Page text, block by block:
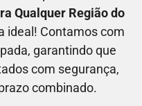
Qualquer Região do
ideal! Contamos com
garantindo que
com segurança,
combinado.